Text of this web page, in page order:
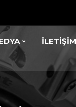
İLETİŞİM